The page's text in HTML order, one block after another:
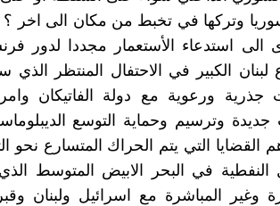
وتركها في تخبط من مكان الى اخر ؟
الى استدعاء الأستعمار مجددا لدور
الكبير في الاحتفال المنتظر
جذرية ورعوية مع دولة الفاتيكان
جديدة وترسيم وحماية التوسع
القضايا التي يتم الحراك المتسارع نحو
النفطية في البحر الابيض المتوسط الذي
وغير المباشرة مع اسرائيل ولبنان